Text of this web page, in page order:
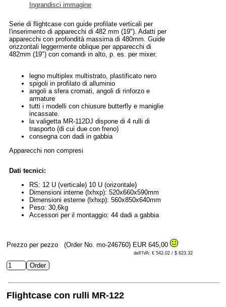
Ingrandisci immagine
Serie di flightcase con guide profilate verticali per
l'inserimento di apparecchi di 482 mm (19"). Adatti per
apparecchi con profondità massima di 480mm. Guide
orizzontali leggermente oblique per apparecchi di
482mm (19") con comandi in alto, p. es. per mixer.
legno multiplex multistrato, plastificato nero
spigoli in profilato di alluminio
angoli a sfera cromati, angoli di rinforzo e
armature
tutti i modelli con chiusure butterfly e maniglie
incassate.
la valigetta MR-112DJ dispone di 4 rulli di
trasporto (di cui due con freno)
consegna con dadi in gabbia
Apparecchi non compresi
Dati tecnici:
RS: 12 U (verticale) 10 U (orizontale)
Dimensioni interne (lxhxp): 520x660x590mm
Dimensioni esterne (lxhxp): 560x850x640mm
Peso: 30,6kg
Accessori per il montaggio: 44 dadi a gabbia
Prezzo per pezzo (Order No. mo-246760) EUR 645,00
dell'IVA: € 542.02 / $ 623.32
Flightcase con rulli MR-122